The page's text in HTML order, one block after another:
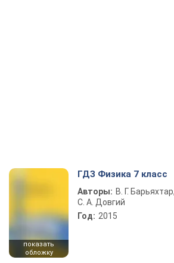
показать
обложку
ГДЗ Физика 7 класс
Авторы: В. Г.
С. А. Довгий
Год: 2015